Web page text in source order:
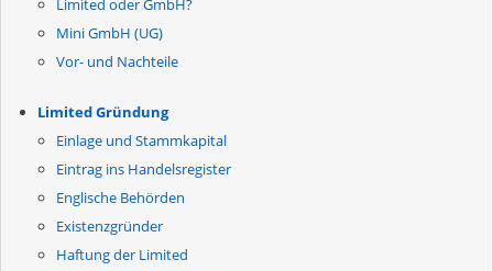
Limited oder GmbH?
Mini GmbH (UG)
Vor- und Nachteile
Limited Gründung
Einlage und Stammkapital
Eintrag ins Handelsregister
Englische Behörden
Existenzgründer
Haftung der Limited